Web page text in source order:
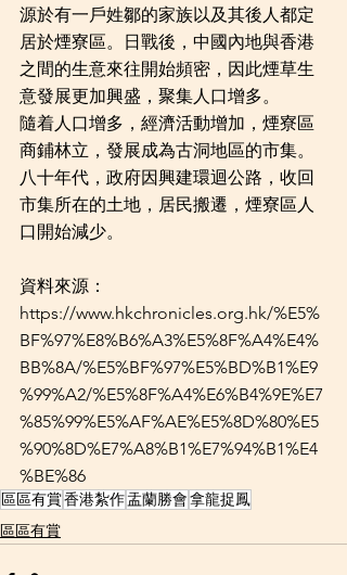
源於有一戶姓鄒的家族以及其後人都定
居於煙寮區。日戰後，中國內地與香港
之間的生意來往開始頻密，因此煙草生
意發展更加興盛，聚集人口增多。
隨着人口增多，經濟活動增加，煙寮區
商鋪林立，發展成為古洞地區的市集。
八十年代，政府因興建環迴公路，收回
市集所在的土地，居民搬遷，煙寮區人
口開始減少。
資料來源：
https://www.hkchronicles.org.hk/%E5%
BF%97%E8%B6%A3%E5%8F%A4%E4%
BB%8A/%E5%BF%97%E5%BD%B1%E9
%99%A2/%E5%8F%A4%E6%B4%9E%E7
%85%99%E5%AF%AE%E5%8D%80%E5
%90%8D%E7%A8%B1%E7%94%B1%E4
%BE%86
區區有賞香港紮作盂蘭勝會拿龍捉鳳
區區有賞